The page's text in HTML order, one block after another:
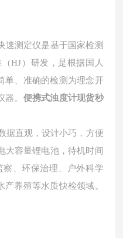
速测定仪是基于国家检测
HJ）研发，是根据国人
单、准确的检测为理念开
。 便携式浊度计现货秒
据直观，设计小巧，方便
大容量锂电池，待机时间
、环保治理、户外科学
养殖等水质快检领域。